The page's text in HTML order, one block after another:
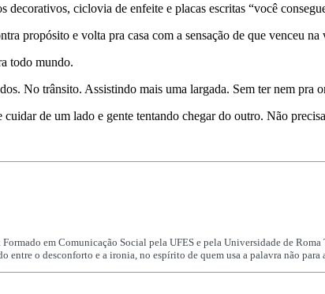
decorativos, ciclovia de enfeite e placas escritas “você
propósito e volta pra casa com a sensação de que venceu
todo mundo.
No trânsito. Assistindo mais uma largada. Sem ter nem pra
de um lado e gente tentando chegar do outro. Não
em Comunicação Social pela UFES e pela Universidade de
entre o desconforto e a ironia, no espírito de quem usa a palavra não para